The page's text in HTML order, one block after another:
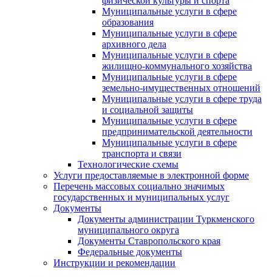
Муниципальные услуги в сфере
образования
Муниципальные услуги в сфере
архивного дела
Муниципальные услуги в сфере
жилищно-коммунального хозяйства
Муниципальные услуги в сфере
земельно-имущественных отношений
Муниципальные услуги в сфере труда
и социальной защиты
Муниципальные услуги в сфере
предпринимательской деятельности
Муниципальные услуги в сфере
транспорта и связи
Технологические схемы
Услуги предоставляемые в электронной форме
Перечень массовых социально значимых
государственных и муниципальных услуг
Документы
Документы администрации Туркменского
муниципального округа
Документы Ставропольского края
Федеральные документы
Инструкции и рекомендации